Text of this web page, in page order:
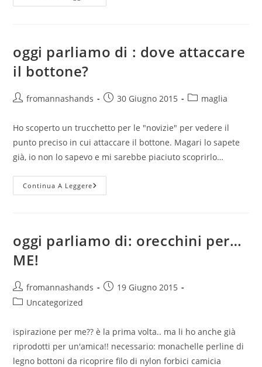
A
oggi parliamo di : dove attaccare
il bottone?
Autorefromannashands
Articolo30 Giugno 2015
Categoria
maglia
Ho scoperto un trucchetto per le "novizie" per vedere il
punto preciso in cui attaccare il bottone. Magari lo sapete
già, io non lo sapevo e mi sarebbe piaciuto scoprirlo…
Continua A LeggereOggi
Parliamo
Bottone?
oggi parliamo di: orecchini per…
ME!
Autore
dell'articolo:
fromannashands
Articolo19 Giugno 2015
Categoria
Uncategorized
ispirazione per me?? è la prima volta.. ma li ho anche già
riprodotti per un'amica!! necessario: monachelle perline di
legno bottoni da ricoprire filo di nylon forbici camicia